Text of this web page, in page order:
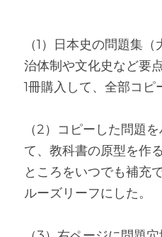
（1）日本史の問題集
治体制や文化史など要
1冊購入して、全部コピ
（2）コピーした問題
て、教科書の原型を作
ところをいつでも補充
ルーズリーフにした。